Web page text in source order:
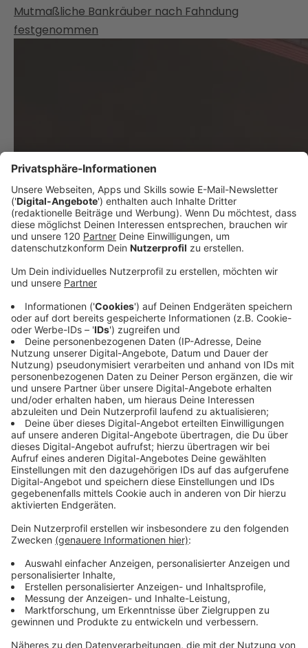
Mutmaßliche Bankräuber nach Fahndung
festgenommen